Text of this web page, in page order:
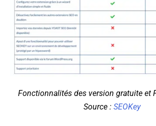
Fonctionnalités des version gratuite et
Source : SEOKey